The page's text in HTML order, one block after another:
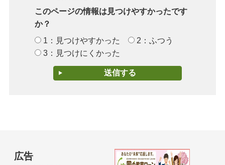
このページの情報は見つけやすかったです
か？
1：見つけやすかった
2：ふつう
3：見つけにくかった
広告